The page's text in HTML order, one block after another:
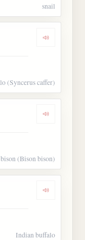
snail
Dengarkan
(Syncerus caffer)
Dengarkan
(Bison bison)
Dengarkan
Indian buffalo